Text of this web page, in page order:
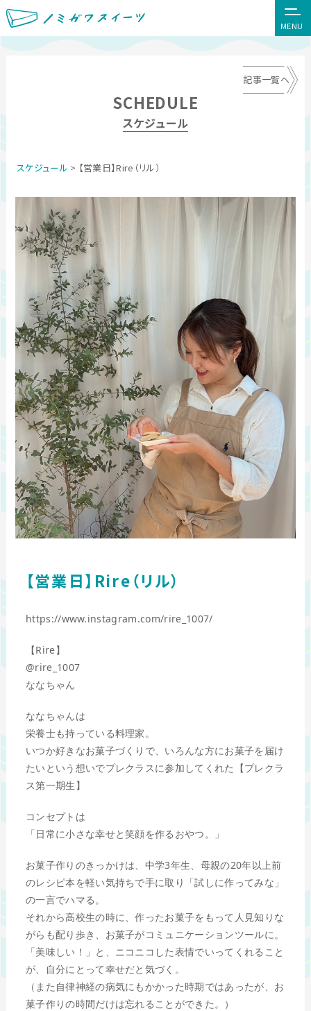
MENU
SCHEDULE
スケジュール
記事一覧へ
スケジュール > 【営業日】Rire（リル）
【営業日】Rire（リル）
https://www.instagram.com/rire_1007/
【Rire】
@rire_1007
ななちゃん
ななちゃんは
栄養士も持っている料理家。
いつか好きなお菓子づくりで、いろんな方にお菓子を届け
たいという想いでプレクラスに参加してくれた【プレクラ
ス第一期生】
コンセプトは
「日常に小さな幸せと笑顔を作るおやつ。」
お菓子作りのきっかけは、中学3年生、母親の20年以上前
のレシピ本を軽い気持ちで手に取り「試しに作ってみな」
の一言でハマる。
それから高校生の時に、作ったお菓子をもって人見知りな
がらも配り歩き、お菓子がコミュニケーションツールに。
「美味しい！」と、ニコニコした表情でいってくれること
が、自分にとって幸せだと気づく。
（また自律神経の病気にもかかった時期ではあったが、お
菓子作りの時間だけは忘れることができた。）